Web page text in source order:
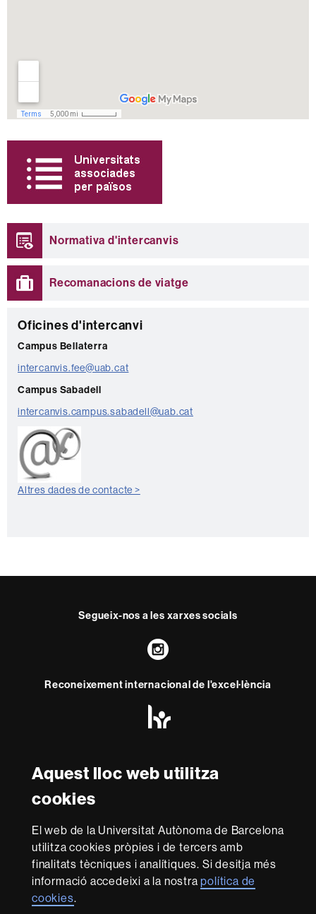
Aquest lloc web utilitza
cookies
El web de la Universitat Autònoma de Barcelona
utilitza cookies pròpies i de tercers amb
finalitats tècniques i analítiques. Si desitja més
informació accedeixi a la nostrapolítica de
cookies.
Informació
complementària
Normativa d'intercanvis
Recomanacions de viatge
C
o
n
t
a
c
t
e
Oficines d'intercanvi
Campus Bellaterra
intercanvis.fee@uab.cat
Campus Sabadell
intercanvis.campus.sabadell@uab.cat
Altres dades de contacte >
Segueix-nos a les xarxes socials
Instagram
Reconeixement internacional de l'excel·lència
-
Euraxess
Amb el finançament de
Sobre
aquest
web
Avís legal Protecció de dades Sobre el
web
Accessibilitat web Mapa del web UAB